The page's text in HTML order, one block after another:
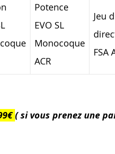
Potence
EVO SL
Monocoque
ACR
Jeu
FSA
( si vous prenez une